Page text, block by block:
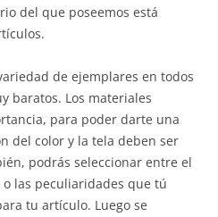
del que poseemos está
de ejemplares en todos
baratos. Los materiales
para poder darte una
del color y la tela deben ser
podrás seleccionar entre el
las peculiaridades que tú
tu artículo. Luego se